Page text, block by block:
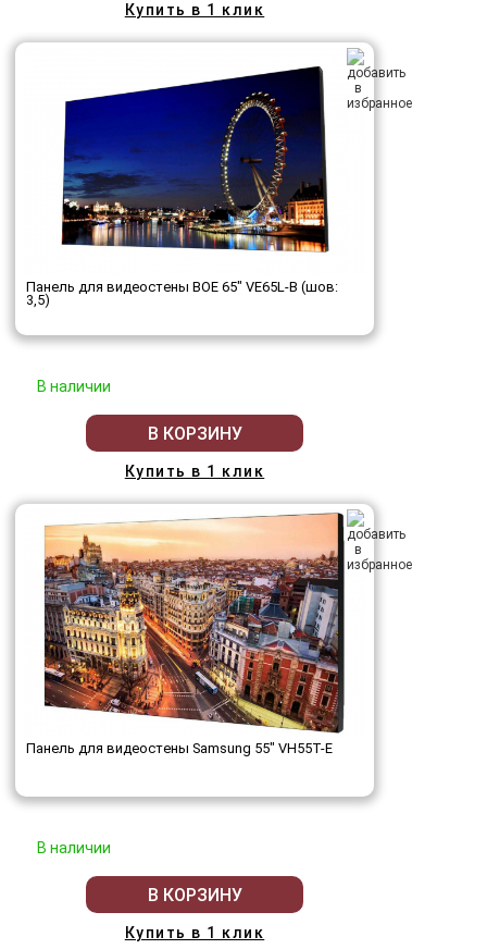
Купить в 1 клик
Панель для видеостены BOE 65" VE65L-B (шов:
3,5)
В наличии
В КОРЗИНУ
Купить в 1 клик
Панель для видеостены Samsung 55" VH55T-E
В наличии
В КОРЗИНУ
Купить в 1 клик